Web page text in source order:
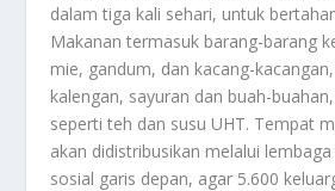
dalam tiga kali sehari, untuk
Makanan termasuk barang-barang
mie, gandum, dan kacang-
kalengan, sayuran dan buah-
seperti teh dan susu UHT. Tempat
akan didistribusikan melalui
sosial garis depan, agar 5.600